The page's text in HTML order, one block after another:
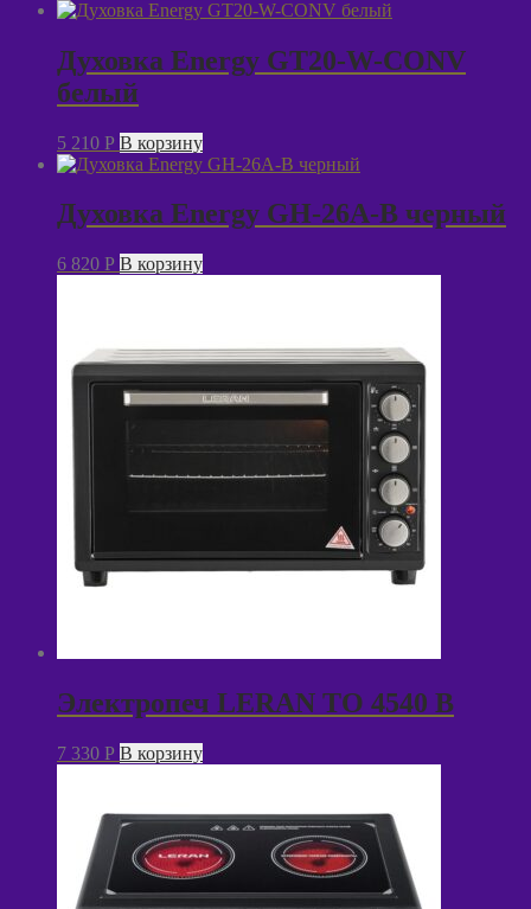
Духовка Energy GT20-W-CONV
белый
5 210 P В корзину
Духовка Energy GН-26A-B черный
6 820 P В корзину
Электропеч LERAN TO 4540 B
7 330 P В корзину